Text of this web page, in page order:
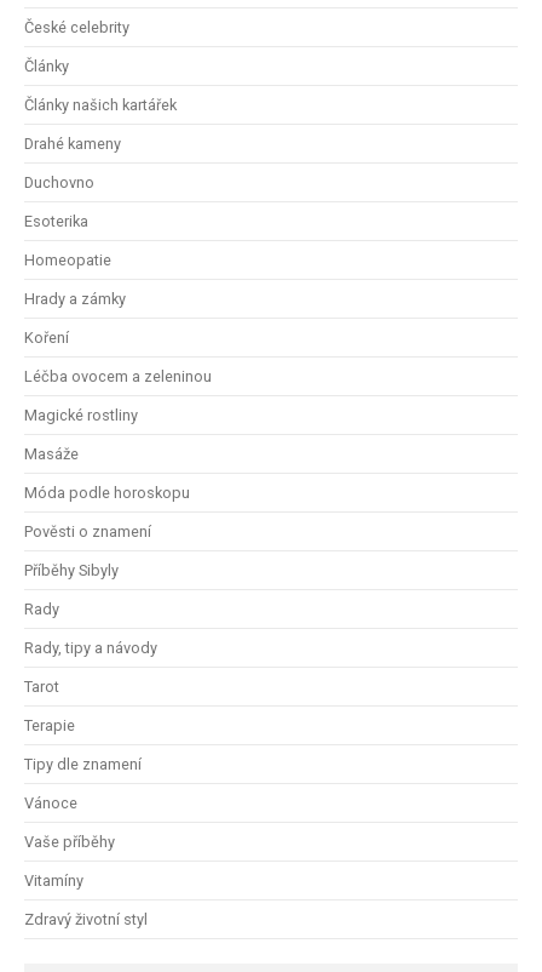
České celebrity
Články
Články našich kartářek
Drahé kameny
Duchovno
Esoterika
Homeopatie
Hrady a zámky
Koření
Léčba ovocem a zeleninou
Magické rostliny
Masáže
Móda podle horoskopu
Pověsti o znamení
Příběhy Sibyly
Rady
Rady, tipy a návody
Tarot
Terapie
Tipy dle znamení
Vánoce
Vaše příběhy
Vitamíny
Zdravý životní styl